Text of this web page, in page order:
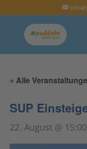
« Alle
SUP
22. August @ 15:00